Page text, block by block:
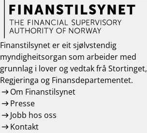
Finanstilsynet er eit sjølvstendig
myndigheitsorgan som arbeider med
grunnlag i lover og vedtak frå Stortinget,
Regjeringa og Finansdepartementet.
Om Finanstilsynet
Presse
Jobb hos oss
Kontakt